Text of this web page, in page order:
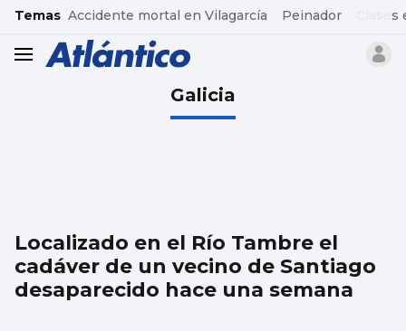
common.go-to-content
Temas Accidente mortal en Vilagarcía Peinador
header.menu.open
Galicia
Localizado en el Río Tambre el
cadáver de un vecino de Santiago
desaparecido hace una semana